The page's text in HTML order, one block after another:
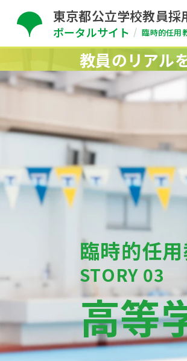
東京都公立学校教員採
ポータルサイト 臨時的任用
教員のリアル
臨時的任
STORY 03
高等